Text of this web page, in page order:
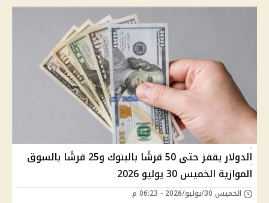
الدولار يقفز حتى 50 قرشًا بالبنوك و25 قرشًا بالسوق
الموازية الخميس 30 يوليو 2026
الخميس 30/يوليو/2026 - 06:23 م